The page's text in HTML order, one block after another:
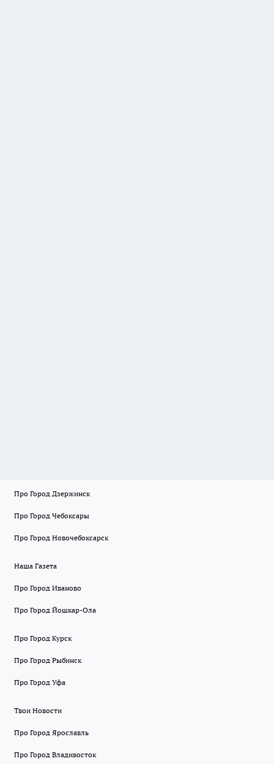
Про Город Дзержинск
Про Город Чебоксары
Про Город Новочебоксарск
Наша Газета
Про Город Иваново
Про Город Йошкар-Ола
Про Город Курск
Про Город Рыбинск
Про Город Уфа
Твои Новости
Про Город Ярославль
Про Город Владивосток